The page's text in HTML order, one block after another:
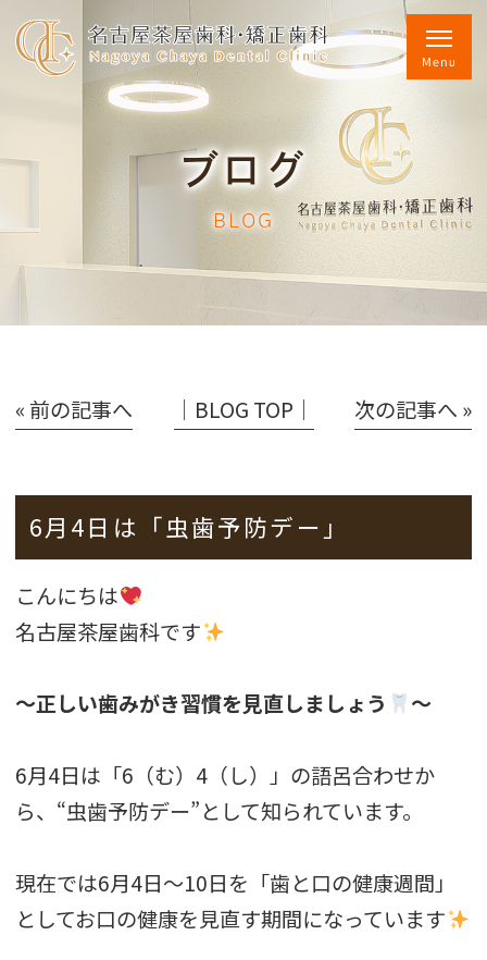
ブログ
BLOG
« 前の記事へ │BLOG TOP│ 次の記事へ »
6月4日は「虫歯予防デー」
こんにちは
名古屋茶屋歯科です
～正しい歯みがき習慣を見直しましょう ～
6月4日は「6（む）4（し）」の語呂合わせか
ら、“虫歯予防デー”として知られています。
現在では6月4日～10日を「歯と口の健康週間」
としてお口の健康を見直す期間になっています